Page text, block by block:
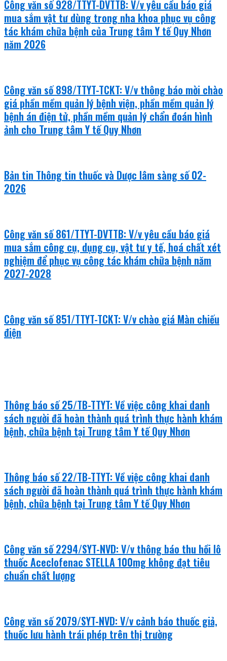
Công văn số 928/TTYT-DVTTB: V/v yêu cầu báo giá
mua sắm vật tư dùng trong nha khoa phục vụ công
tác khám chữa bệnh của Trung tâm Y tế Quy Nhơn
năm 2026
Công văn số 898/TTYT-TCKT: V/v thông báo mời chào
giá phần mềm quản lý bệnh viện, phần mềm quản lý
bệnh án điện tử, phần mềm quản lý chẩn đoán hình
ảnh cho Trung tâm Y tế Quy Nhơn
Bản tin Thông tin thuốc và Dược lâm sàng số 02-
2026
Công văn số 861/TTYT-DVTTB: V/v yêu cầu báo giá
mua sắm công cụ, dụng cụ, vật tư y tế, hoá chất xét
nghiệm để phục vụ công tác khám chữa bệnh năm
2027-2028
Công văn số 851/TTYT-TCKT: V/v chào giá Màn chiếu
điện
Thông báo số 25/TB-TTYT: Về việc công khai danh
sách người đã hoàn thành quá trình thực hành khám
bệnh, chữa bệnh tại Trung tâm Y tế Quy Nhơn
Thông báo số 22/TB-TTYT: Về việc công khai danh
sách người đã hoàn thành quá trình thực hành khám
bệnh, chữa bệnh tại Trung tâm Y tế Quy Nhơn
Công văn số 2294/SYT-NVD: V/v thông báo thu hồi lô
thuốc Aceclofenac STELLA 100mg không đạt tiêu
chuẩn chất lượng
Công văn số 2079/SYT-NVD: V/v cảnh báo thuốc giả,
thuốc lưu hành trái phép trên thị trường